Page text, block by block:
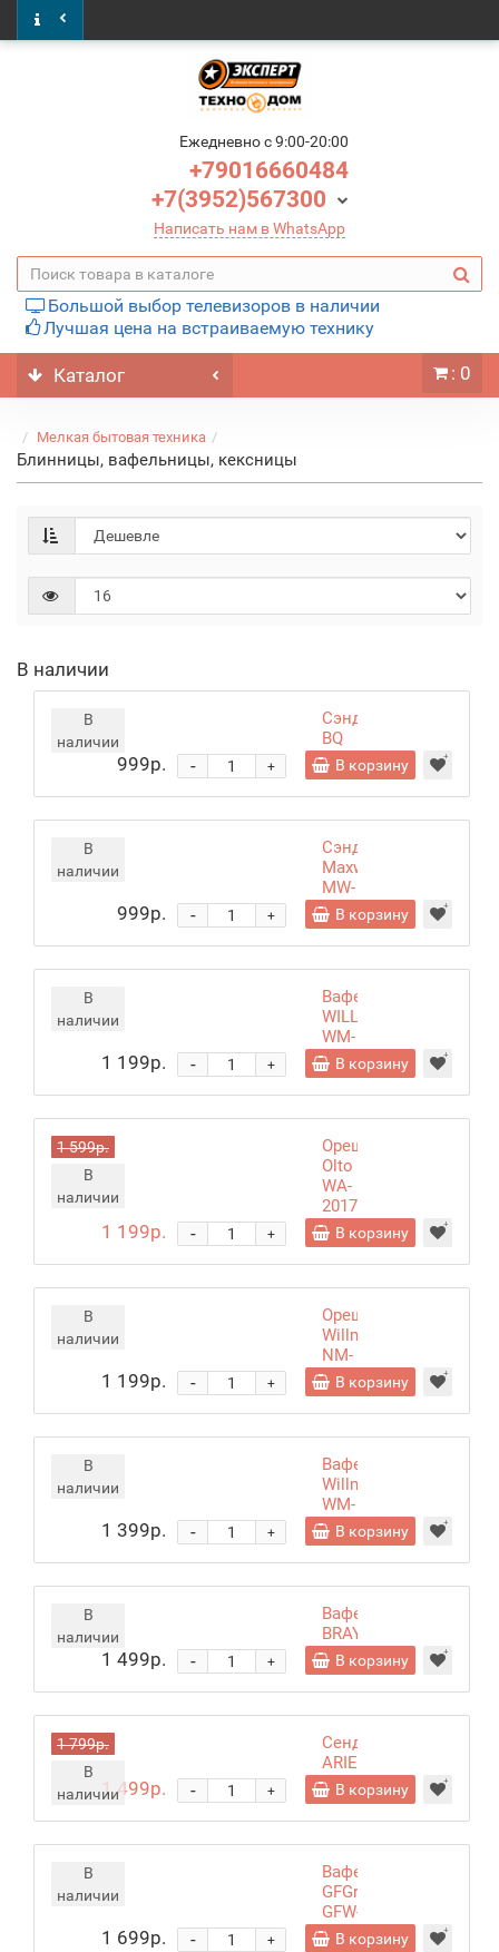
Ежедневно c 9:00-20:00
+79016660484
+7(3952)567300
Написать нам в WhatsApp
Большой выбор телевизоров в наличии
Лучшая цена на встраиваемую технику
Каталог : 0
Мелкая бытовая техника
Блинницы, вафельницы, кексницы
В наличии
В
наличии
Cэндвичница
BQ
ST2003
999р. +
- В корзину
В
наличии
Сэндвичница
Maxwell
MW-
1553
999р. +
- В корзину
В
наличии
Вафельница
WILLMARK
WM-
275
1 199р. +
- В корзину
1 599р.
В
наличии
Орешница
Olto
WA-
2017
белый
1 199р. +
- В корзину
В
наличии
Орешница
Willmark
NM-
1275
1 199р. +
- В корзину
В
наличии
Вафельница
Willmark
WM-
280
1 399р. +
- В корзину
В
наличии
Вафельница
BRAYER
BR2307
1 499р. +
- В корзину
1 799р.
В
наличии
Сендвичница
ARIETE
1982
1 499р. +
- В корзину
В
наличии
Вафельница
GFGril
GFW-
032
1 699р. +
- В корзину